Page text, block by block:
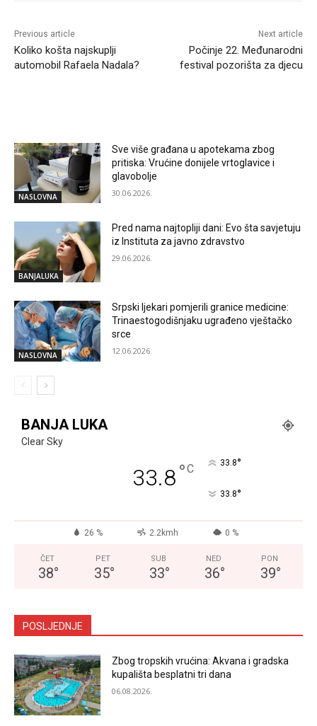
Previous article
Koliko košta najskuplji
automobil Rafaela Nadala?
Next article
Počinje 22. Međunarodni
festival pozorišta za djecu
NASLOVNA
Sve više građana u apotekama zbog
pritiska: Vrućine donijele vrtoglavice i
glavobolje
30.06.2026.
BANJALUKA
Pred nama najtopliji dani: Evo šta savjetuju
iz Instituta za javno zdravstvo
29.06.2026.
NASLOVNA
Srpski ljekari pomjerili granice medicine:
Trinaestogodišnjaku ugrađeno vještačko
srce
12.06.2026.
BANJA LUKA
Clear Sky
33.8°C 33.8°
33.8°
26 % 2.2kmh 0 %
ČET
38°
PET
35°
SUB
33°
NED
36°
PON
39°
POSLJEDNJE
Zbog tropskih vrućina: Akvana i gradska
kupališta besplatni tri dana
06.08.2026.